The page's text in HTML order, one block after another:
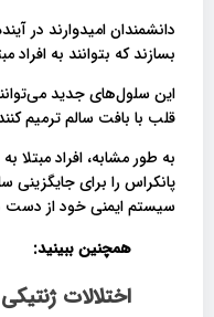
دانشمندان امیدوارند در
بسازند که بتوانند به افراد
این سلول‌های جدید
قلب با بافت سالم ترمیم
به طور مشابه، افراد
پانکراس را برای جایگزینی
سیستم ایمنی خود از دست
همچنین ببینید:
اختلالات